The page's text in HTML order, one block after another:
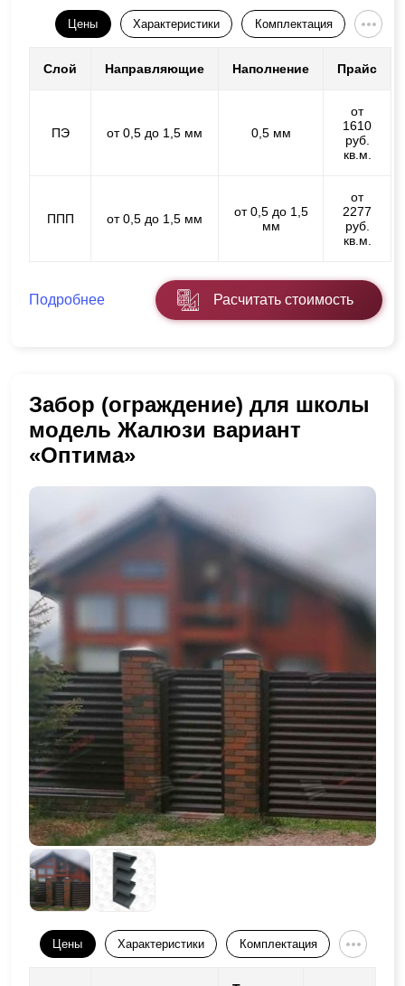
Цены Характеристики Комплектация
Слой Направляющие Наполнение Прайс
ПЭ от 0,5 до 1,5 мм 0,5 мм
от
1610
руб.
кв.м.
ППП от 0,5 до 1,5 мм
от 0,5 до 1,5
мм
от
2277
руб.
кв.м.
Подробнее Расчитать стоимость
Забор (ограждение) для школы
модель Жалюзи вариант
«Оптима»
Цены Характеристики Комплектация